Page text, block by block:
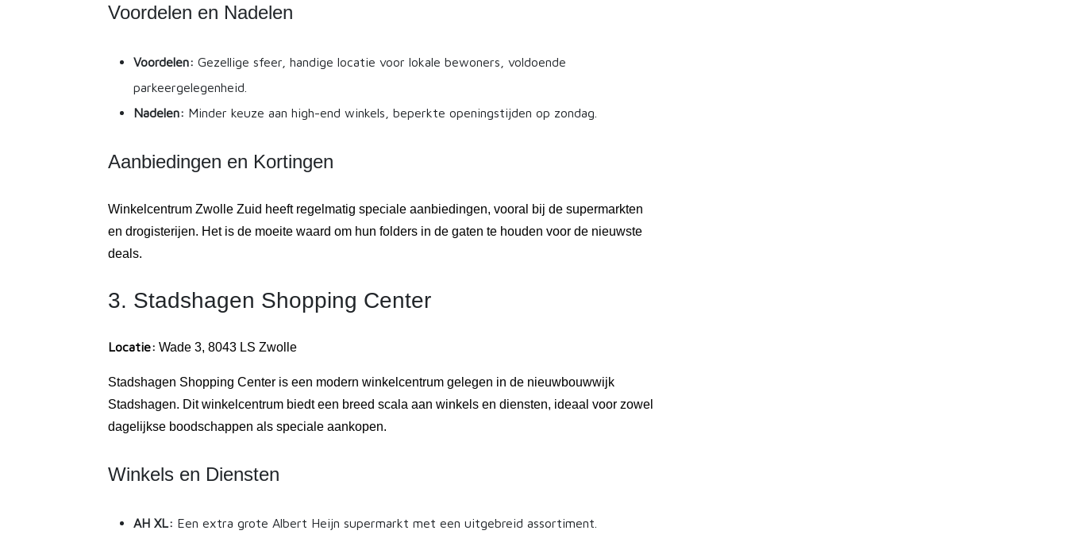
Voordelen en Nadelen
Voordelen: Gezellige sfeer, handige locatie voor lokale bewoners, voldoende
parkeergelegenheid.
Nadelen: Minder keuze aan high-end winkels, beperkte openingstijden op zondag.
Aanbiedingen en Kortingen
Winkelcentrum Zwolle Zuid heeft regelmatig speciale aanbiedingen, vooral bij de supermarkten
en drogisterijen. Het is de moeite waard om hun folders in de gaten te houden voor de nieuwste
deals.
3. Stadshagen Shopping Center
Locatie: Wade 3, 8043 LS Zwolle
Stadshagen Shopping Center is een modern winkelcentrum gelegen in de nieuwbouwwijk
Stadshagen. Dit winkelcentrum biedt een breed scala aan winkels en diensten, ideaal voor zowel
dagelijkse boodschappen als speciale aankopen.
Winkels en Diensten
AH XL: Een extra grote Albert Heijn supermarkt met een uitgebreid assortiment.